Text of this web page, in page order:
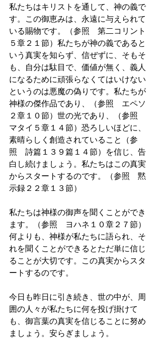
私たちはキリストを通して、神の義で
す。この御恵みは、永遠に与えられて
いる賜物です。（参照　第二コリント
５章２１節）私たちが神の義であると
いう真実を知らず、信ぜずに、そもそ
も、自分は駄目で、価値が無く、義人
になるために頑張らなくてはいけない
というのは悪魔の偽りです。私たちが
神様の傑作品であり、（参照　エペソ
２章１０節）世の光であり、（参照
マタイ５章１４節）恐ろしいほどに、
素晴らしく創造されていること（参
照　詩篇１３９篇１４節）を信じ、告
白し続けましょう。私たちはこの真実
からスタートするのです。（参照　黙
示録２２章１３節）
私たちは神様の御声を聞くことができ
ます。（参照　ヨハネ１０章２７節）
何よりも、神様が私たちに語られ、そ
れを聞くことができるとただ単に信じ
ることが大切です。この真実からスタ
ートするのです。
今日も昨日に引き続き、世の中が、周
囲の人々が私たちに何を投げ掛けて
も、御言葉の真実を信じることに努め
ましょう。安らぎましょう。